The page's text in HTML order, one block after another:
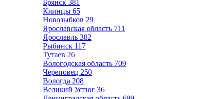
Брянск 381
Клинцы 65
Новозыбков 29
Ярославская область 711
Ярославль 382
Рыбинск 117
Тутаев 26
Вологодская область 709
Череповец 250
Вологда 208
Великий Устюг 36